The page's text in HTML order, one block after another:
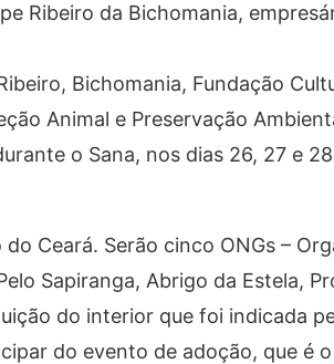
Ribeiro da Bichomania,
Bichomania, Fundação
Animal e Preservação
o Sana, nos dias 26, 27 e
Ceará. Serão cinco ONGs –
Sapiranga, Abrigo da Estela,
do interior que foi indicada
do evento de adoção, que é